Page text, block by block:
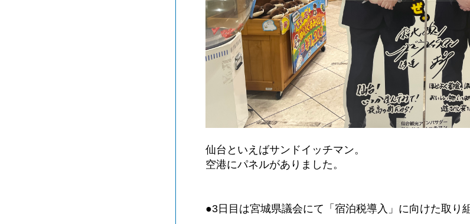
仙台といえばサンドイッチマン。
空港にパネルがありました。
●3日目は宮城県議会にて「宿泊税導入」に向けた取り